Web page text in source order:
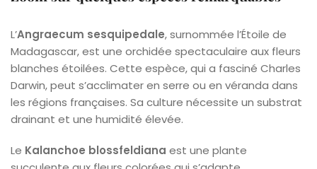
L’Angraecum sesquipedale, surnommée l’Étoile de
Madagascar, est une orchidée spectaculaire aux fleurs
blanches étoilées. Cette espèce, qui a fasciné Charles
Darwin, peut s’acclimater en serre ou en véranda dans
les régions françaises. Sa culture nécessite un substrat
drainant et une humidité élevée.
Le Kalanchoe blossfeldiana est une plante